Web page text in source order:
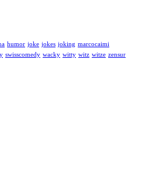
humor joke jokes joking marcocaimi
swisscomedy wacky witty witz witze zensur